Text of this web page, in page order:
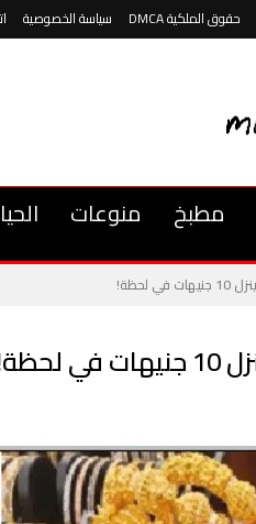
حقوق الملكية DMCA سياسة الخصوصية
مطبخ منوعات